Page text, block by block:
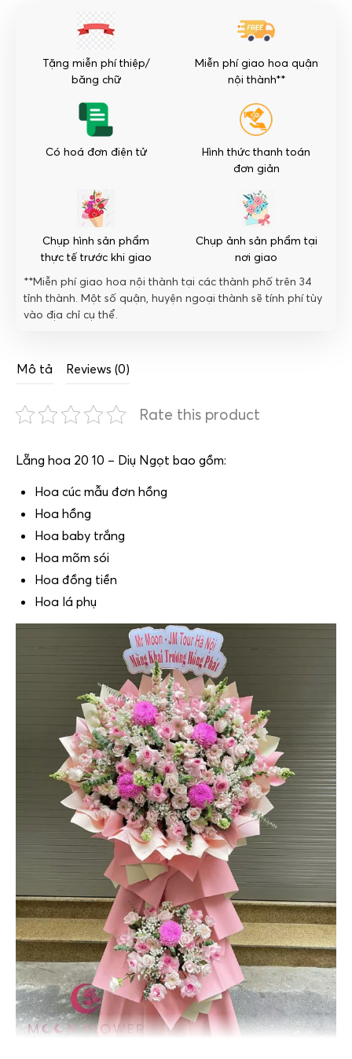
lượng
Tặng miễn phí thiệp/
băng chữ
Miễn phí giao hoa quận
nội thành**
Có hoá đơn điện tử
Hình thức thanh toán
đơn giản
Chụp hình sản phẩm
thực tế trước khi giao
Chụp ảnh sản phẩm tại
nơi giao
**Miễn phí giao hoa nội thành tại các thành phố trên 34
tỉnh thành. Một số quận, huyện ngoại thành sẽ tính phí tùy
vào địa chỉ cụ thể.
Mô tả Reviews (0)
Rate this product
Lẵng hoa 20 10 – Diụ Ngọt bao gồm:
Hoa cúc mẫu đơn hồng
Hoa hồng
Hoa baby trắng
Hoa mõm sói
Hoa đồng tiền
Hoa lá phụ